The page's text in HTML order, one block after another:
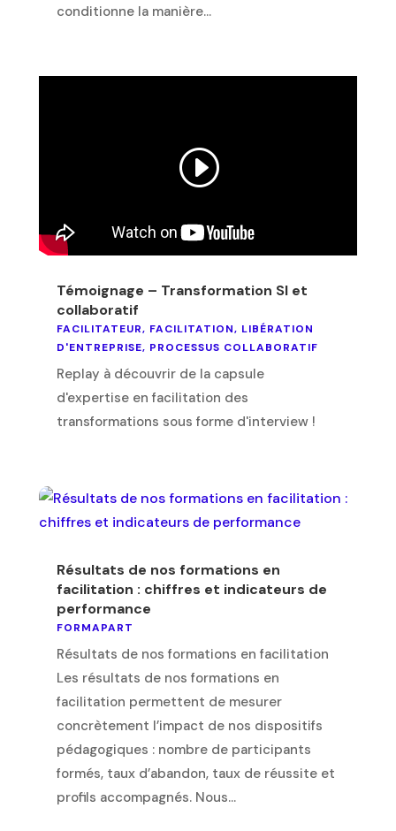
conditionne la manière...
Témoignage – Transformation SI et
collaboratif
FACILITATEUR, FACILITATION, LIBÉRATION
D'ENTREPRISE, PROCESSUS COLLABORATIF
Replay à découvrir de la capsule
d'expertise en facilitation des
transformations sous forme d'interview !
Résultats de nos formations en
facilitation : chiffres et indicateurs de
performance
FORMAPART
Résultats de nos formations en facilitation
Les résultats de nos formations en
facilitation permettent de mesurer
concrètement l’impact de nos dispositifs
pédagogiques : nombre de participants
formés, taux d’abandon, taux de réussite et
profils accompagnés. Nous...